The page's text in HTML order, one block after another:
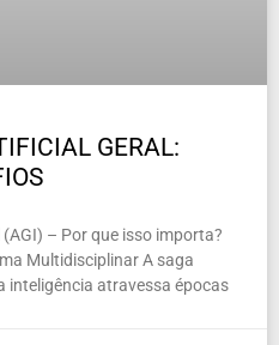
GERAL:
– Por que isso importa?
Multidisciplinar A saga
inteligência atravessa épocas